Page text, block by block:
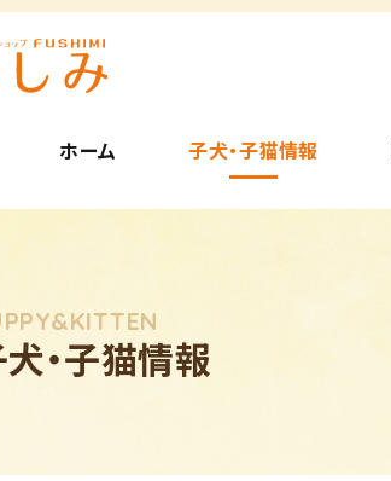
ホーム 子犬・子猫情報
・子猫情報